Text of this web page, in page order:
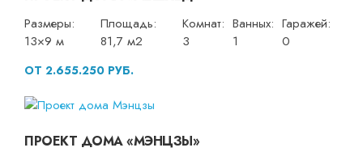
Размеры:
13×9 м
Площадь:
81,7 м2
Комнат:
3
Ванных:
1
Гаражей:
0
ОТ 2.655.250 РУБ.
ПРОЕКТ ДОМА «МЭНЦЗЫ»